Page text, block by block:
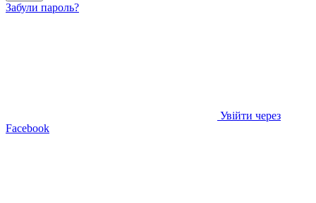
Забули пароль?
Увійти через
Facebook